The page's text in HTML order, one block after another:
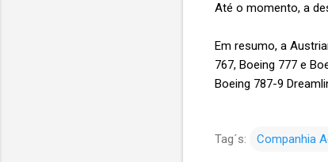
Até o momento, a
Em resumo, a
767, Boeing 777 e
Boeing 787-9
Tag´s: Companhia